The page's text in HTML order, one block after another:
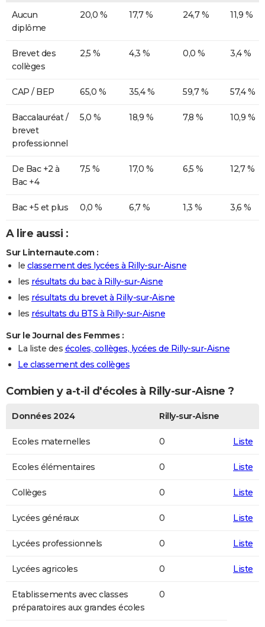
Aucun
diplôme
20,0 % 17,7 % 24,7 % 11,9 %
Brevet des
collèges
2,5 % 4,3 % 0,0 % 3,4 %
CAP / BEP 65,0 % 35,4 % 59,7 % 57,4 %
Baccalauréat /
brevet
professionnel
5,0 % 18,9 % 7,8 % 10,9 %
De Bac +2 à
Bac +4
7,5 % 17,0 % 6,5 % 12,7 %
Bac +5 et plus 0,0 % 6,7 % 1,3 % 3,6 %
A lire aussi :
Sur Linternaute.com :
le classement des lycées à Rilly-sur-Aisne
les résultats du bac à Rilly-sur-Aisne
les résultats du brevet à Rilly-sur-Aisne
les résultats du BTS à Rilly-sur-Aisne
Sur le Journal des Femmes :
La liste des écoles, collèges, lycées de Rilly-sur-Aisne
Le classement des collèges
Combien y a-t-il d'écoles à Rilly-sur-Aisne ?
Données 2024 Rilly-sur-Aisne
Ecoles maternelles 0 Liste
Ecoles élémentaires 0 Liste
Collèges 0 Liste
Lycées généraux 0 Liste
Lycées professionnels 0 Liste
Lycées agricoles 0 Liste
Etablissements avec classes
préparatoires aux grandes écoles
0